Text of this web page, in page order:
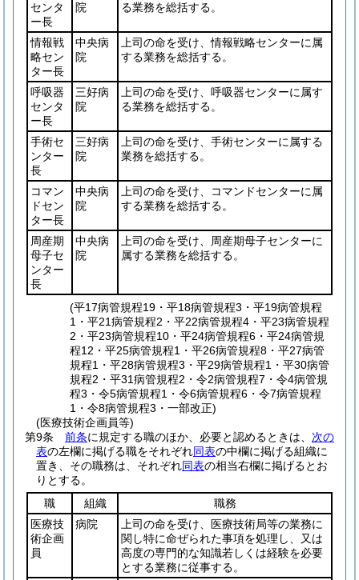
センタ
ー長
院
る業務を総括する。
情報戦
略セン
ター長
中央病
院
上司の命を受け、情報戦略センターに属
する業務を総括する。
呼吸器
センタ
ー長
三好病
院
上司の命を受け、呼吸器センターに属す
る業務を総括する。
手術セ
ンター
長
三好病
院
上司の命を受け、手術センターに属する
業務を総括する。
コマン
ドセン
ター長
中央病
院
上司の命を受け、コマンドセンターに属
する業務を総括する。
周産期
母子セ
ンター
長
中央病
院
上司の命を受け、周産期母子センターに
属する業務を総括する。
(平17病管規程19・平18病管規程3・平19病管規程
1・平21病管規程2・平22病管規程4・平23病管規程
2・平23病管規程10・平24病管規程6・平24病管規
程12・平25病管規程1・平26病管規程8・平27病管
規程1・平28病管規程3・平29病管規程1・平30病管
規程2・平31病管規程2・令2病管規程7・令4病管規
程3・令5病管規程1・令6病管規程6・令7病管規程
1・令8病管規程3・一部改正)
(医療技術企画員等)
第9条
前条に規定する職のほか、必要と認めるときは、 次の
表の左欄に掲げる職をそれぞれ同表の中欄に掲げる組織に
置き、その職務は、それぞれ同表の相当右欄に掲げるとお
りとする。
職
組織
職務
医療技
術企画
員
病院
上司の命を受け、医療技術局等の業務に
関し特に命ぜられた事項を処理し、又は
高度の専門的な知識若しくは経験を必要
とする業務に従事する。